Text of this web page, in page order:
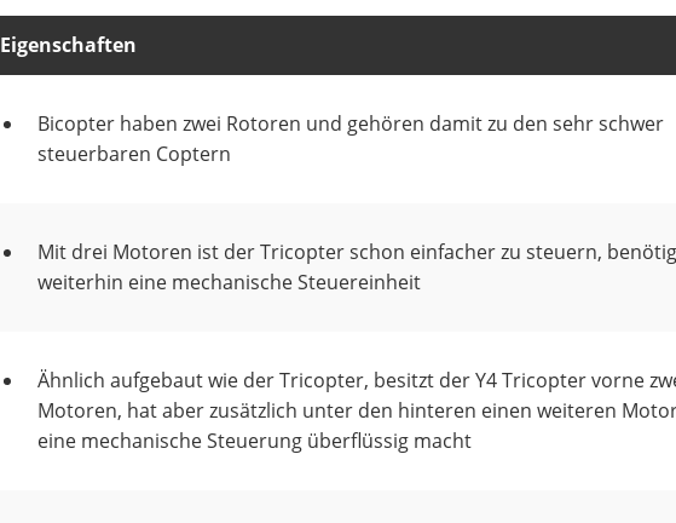
Eigenschaften
Bicopter haben zwei Rotoren und gehören damit zu den sehr schwer
steuerbaren Coptern
Mit drei Motoren ist der Tricopter schon einfacher zu steuern,
weiterhin eine mechanische Steuereinheit
Ähnlich aufgebaut wie der Tricopter, besitzt der Y4 Tricopter vorne
Motoren, hat aber zusätzlich unter den hinteren einen weiteren
eine mechanische Steuerung überflüssig macht